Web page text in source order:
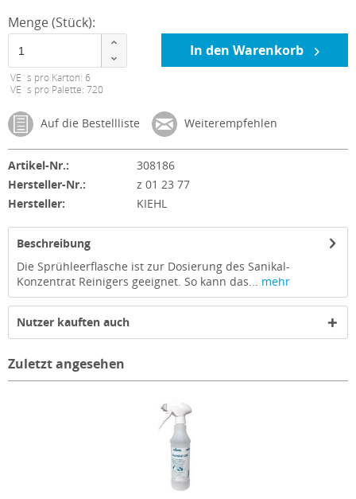
Menge (Stück):
VE´s pro Karton: 6
VE´s pro Palette: 720
In den Warenkorb
Auf die Bestellliste Weiterempfehlen
Artikel-Nr.:
308186
Hersteller-Nr.:
z 01 23 77
Hersteller:
KIEHL
Beschreibung
Die Sprühleerflasche ist zur Dosierung des Sanikal-
Konzentrat Reinigers geeignet. So kann das... mehr
Nutzer kauften auch
Zuletzt angesehen